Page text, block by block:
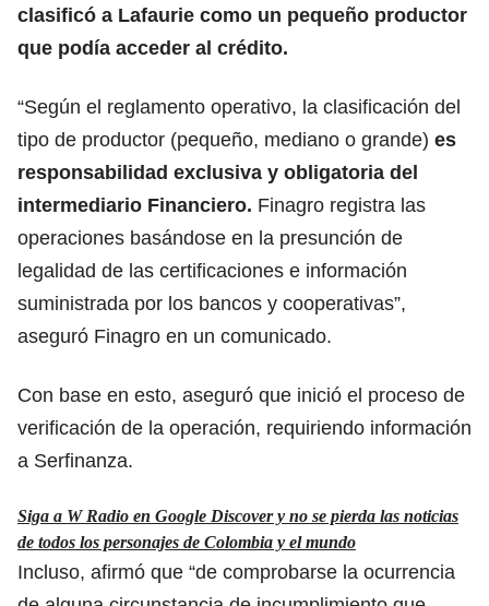
clasificó a Lafaurie como un pequeño productor
que podía acceder al crédito.
“Según el reglamento operativo, la clasificación del
tipo de productor (pequeño, mediano o grande) es
responsabilidad exclusiva y obligatoria del
intermediario Financiero. Finagro registra las
operaciones basándose en la presunción de
legalidad de las certificaciones e información
suministrada por los bancos y cooperativas”,
aseguró Finagro en un comunicado.
Con base en esto, aseguró que inició el proceso de
verificación de la operación, requiriendo información
a Serfinanza.
Siga a W Radio en Google Discover y no se pierda las noticias
de todos los personajes de Colombia y el mundo
Incluso, afirmó que “de comprobarse la ocurrencia